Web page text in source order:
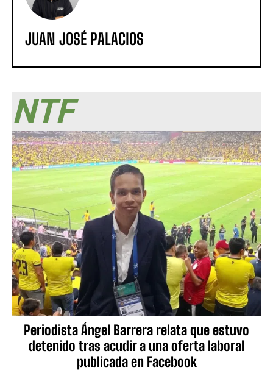
JUAN JOSÉ PALACIOS
NTF
Periodista Ángel Barrera relata que estuvo
detenido tras acudir a una oferta laboral
publicada en Facebook